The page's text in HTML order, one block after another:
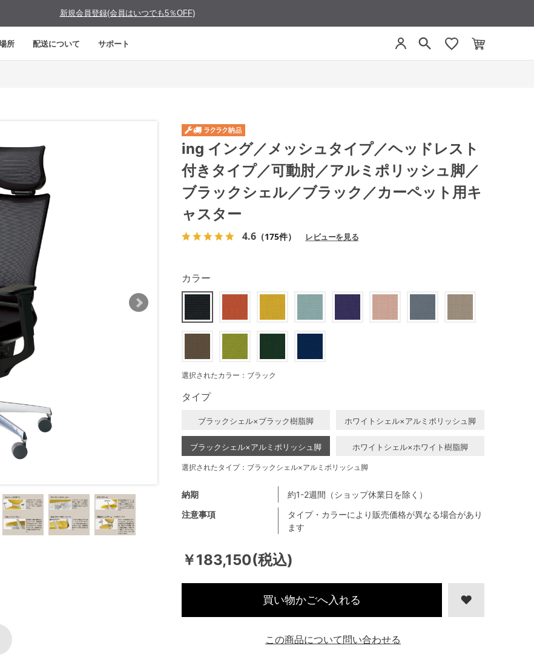
新規会員登録(会員はいつでも5％OFF)
所 配送について サポート
ing イング／メッシュタイプ／ヘッドレスト
付きタイプ／可動肘／アルミポリッシュ脚／
ブラックシェル／ブラック／カーペット用キ
ャスター
4.6 （175件） レビューを見る
￥183,150(税込)
注意事項
タイプ・カラーにより販売価格が異なる場合があり
ます
納期 約1-2週間（ショップ休業日を除く）
カラー
選択されたカラー：ブラック
タイプ
ブラックシェル×ブラック樹脂脚 ホワイトシェル×アルミポリッシュ脚
ブラックシェル×アルミポリッシュ脚 ホワイトシェル×ホワイト樹脂脚
選択されたタイプ：ブラックシェル×アルミポリッシュ脚
買い物かごへ入れる
この商品について問い合わせる